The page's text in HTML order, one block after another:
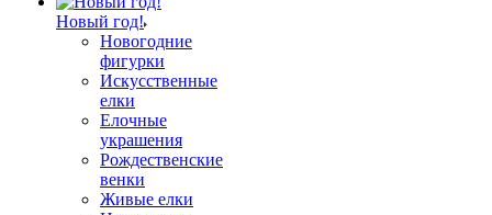
Новый год!
Новогодние
фигурки
Искусственные
елки
Елочные
украшения
Рождественские
венки
Живые елки